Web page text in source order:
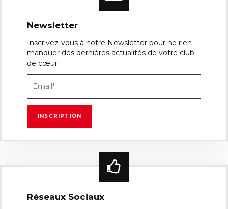
Newsletter
Inscrivez-vous à notre Newsletter pour ne rien
manquer des dernières actualités de votre club
de cœur
Réseaux Sociaux